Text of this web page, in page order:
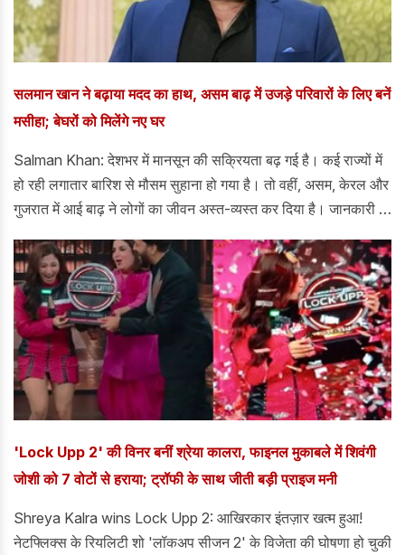
सलमान खान ने बढ़ाया मदद का हाथ, असम बाढ़ में उजड़े परिवारों के लिए बनें
मसीहा; बेघरों को मिलेंगे नए घर
Salman Khan: देशभर में मानसून की सक्रियता बढ़ गई है। कई राज्यों में
हो रही लगातार बारिश से मौसम सुहाना हो गया है। तो वहीं, असम, केरल और
गुजरात में आई बाढ़ ने लोगों का जीवन अस्त-व्यस्त कर दिया है। जानकारी के
हैं। जबकि हजारो लोगों को बेघर होना पड़ा और राहत शिविरों में शिफ्ट होना
पड़ा। इसी बीच, असम बाढ़ पीड़ितों के लिए बॉलीवुड के सुपरस्टार सलमान
खान एक मसीहा बनकर सामने आए हैं।
'Lock Upp 2' की विनर बनीं श्रेया कालरा, फाइनल मुकाबले में शिवंगी
जोशी को 7 वोटों से हराया; ट्रॉफी के साथ जीती बड़ी प्राइज मनी
Shreya Kalra wins Lock Upp 2: आखिरकार इंतज़ार खत्म हुआ!
नेटफ्लिक्स के रियलिटी शो 'लॉकअप सीजन 2' के विजेता की घोषणा हो चुकी